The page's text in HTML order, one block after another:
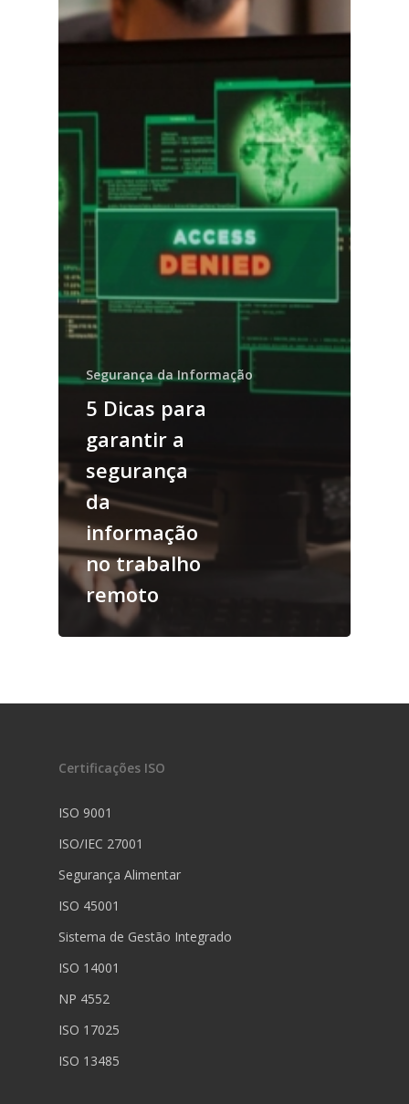
Segurança da Informação
5 Dicas para
garantir a
segurança
da
informação
no trabalho
remoto
Certificações ISO
ISO 9001
ISO/IEC 27001
Segurança Alimentar
ISO 45001
Sistema de Gestão Integrado
ISO 14001
NP 4552
ISO 17025
ISO 13485